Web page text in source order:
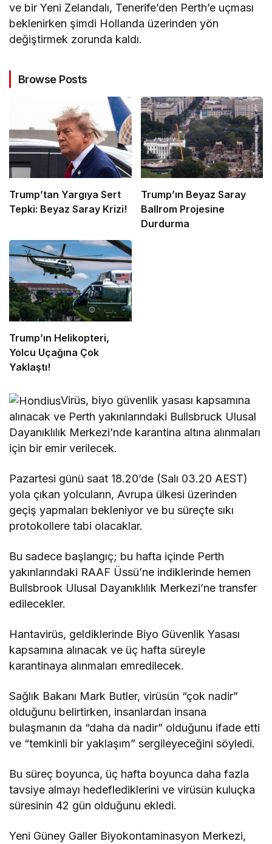
ve bir Yeni Zelandalı, Tenerife’den Perth’e uçması
beklenirken şimdi Hollanda üzerinden yön
değiştirmek zorunda kaldı.
Browse Posts
Trump’tan Yargıya Sert
Tepki: Beyaz Saray Krizi!
Trump’ın Beyaz Saray
Ballrom Projesine
Durdurma
Trump’ın Helikopteri,
Yolcu Uçağına Çok
Yaklaştı!
Virüs, biyo güvenlik yasası kapsamına
alınacak ve Perth yakınlarındaki Bullsbruck Ulusal
Dayanıklılık Merkezi’nde karantina altına alınmaları
için bir emir verilecek.
Pazartesi günü saat 18.20’de (Salı 03.20 AEST)
yola çıkan yolcuların, Avrupa ülkesi üzerinden
geçiş yapmaları bekleniyor ve bu süreçte sıkı
protokollere tabi olacaklar.
Bu sadece başlangıç; bu hafta içinde Perth
yakınlarındaki RAAF Üssü’ne indiklerinde hemen
Bullsbrook Ulusal Dayanıklılık Merkezi’ne transfer
edilecekler.
Hantavirüs, geldiklerinde Biyo Güvenlik Yasası
kapsamına alınacak ve üç hafta süreyle
karantinaya alınmaları emredilecek.
Sağlık Bakanı Mark Butler, virüsün “çok nadir”
olduğunu belirtirken, insanlardan insana
bulaşmanın da “daha da nadir” olduğunu ifade etti
ve “temkinli bir yaklaşım” sergileyeceğini söyledi.
Bu süreç boyunca, üç hafta boyunca daha fazla
tavsiye almayı hedeflediklerini ve virüsün kuluçka
süresinin 42 gün olduğunu ekledi.
Yeni Güney Galler Biyokontaminasyon Merkezi,